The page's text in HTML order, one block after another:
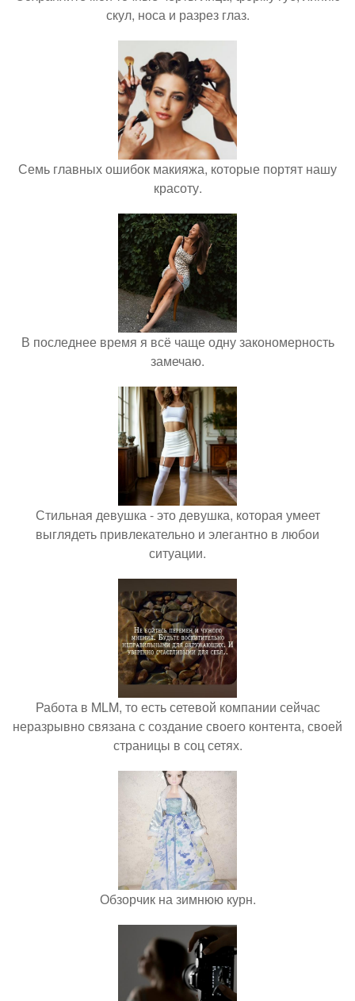
скул, носа и разрез глаз.
Семь главных ошибок макияжа, которые портят нашу
красоту.
В последнее время я всё чаще одну закономерность
замечаю.
Стильная девушка - это девушка, которая умеет
выглядеть привлекательно и элегантно в любои
ситуации.
Работа в MLM, то есть сетевой компании сейчас
неразрывно связана с создание своего контента, своей
страницы в соц сетях.
Обзорчик на зимнюю курн.